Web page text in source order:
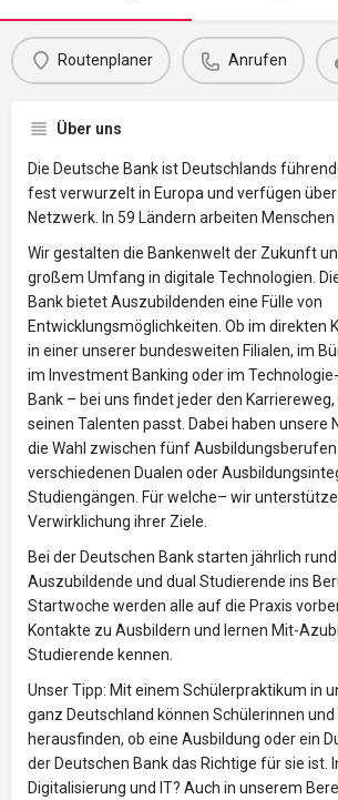
Routenplaner Anrufen
Über uns
Die Deutsche Bank ist Deutschlands
fest verwurzelt in Europa und verfügen
Netzwerk. In 59 Ländern arbeiten Menschen
Wir gestalten die Bankenwelt der Zukunft
großem Umfang in digitale Technologien.
Bank bietet Auszubildenden eine Fülle von
Entwicklungsmöglichkeiten. Ob im direkten
in einer unserer bundesweiten Filialen, im
im Investment Banking oder im
Bank – bei uns findet jeder den
seinen Talenten passt. Dabei haben unsere
die Wahl zwischen fünf Ausbildungsberufen
verschiedenen Dualen oder
Studiengängen. Für welche– wir
Verwirklichung ihrer Ziele.
Bei der Deutschen Bank starten jährlich
Auszubildende und dual Studierende ins
Startwoche werden alle auf die Praxis
Kontakte zu Ausbildern und lernen Mit-
Studierende kennen.
Unser Tipp: Mit einem Schülerpraktikum in
ganz Deutschland können Schülerinnen und
herausfinden, ob eine Ausbildung oder ein
der Deutschen Bank das Richtige für sie ist.
Digitalisierung und IT? Auch in unserem